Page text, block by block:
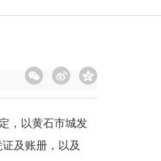
，以黄石市城发
及账册，以及